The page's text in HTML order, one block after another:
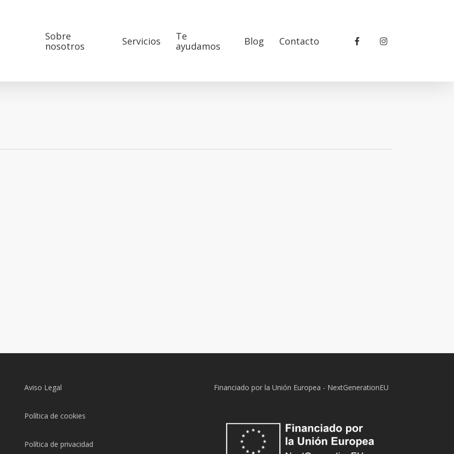
Sobre
nosotros
Servicios
Te
ayudamos
Blog Contacto facebookinstagram
Aviso Legal
Política de cookies
Política de privacidad
Financiado por la Unión Europea - NextGenerationEU